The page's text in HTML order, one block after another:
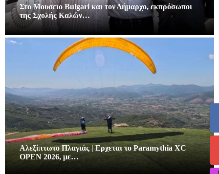
Στο Μουσειο Bulgari και τον Δήμαρχο, εκπρόσωποι
της Σχολής Καλών…
Αλεξίπτωτο Πλαγιάς | Ερχεται το Paramythia XC
OPEN 2026, με…